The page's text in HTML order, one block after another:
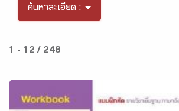
ค้นหาละเอียด :
1 - 12 / 248